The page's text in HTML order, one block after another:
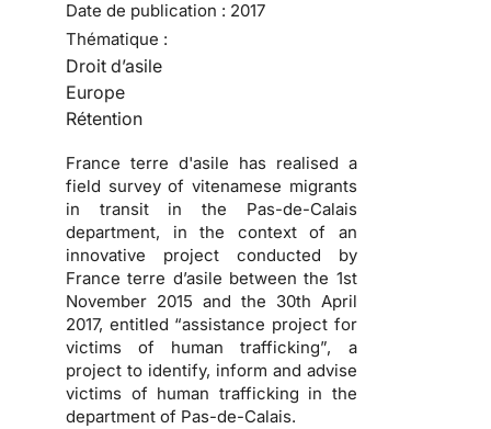
Date de publication : 2017
Thématique :
Droit d’asile
Europe
Rétention
France terre d'asile has realised a
field survey of vitenamese migrants
in transit in the Pas-de-Calais
department, in the context of an
innovative project conducted by
France terre d’asile between the 1st
November 2015 and the 30th April
2017, entitled “assistance project for
victims of human trafficking”, a
project to identify, inform and advise
victims of human trafficking in the
department of Pas-de-Calais.